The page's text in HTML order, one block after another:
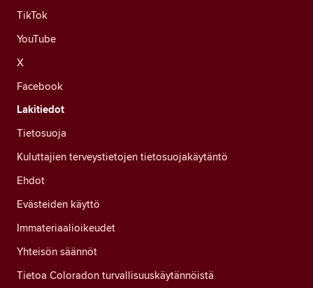
TikTok
YouTube
X
Facebook
Lakitiedot
Tietosuoja
Kuluttajien terveystietojen tietosuojakäytäntö
Ehdot
Evästeiden käyttö
Immateriaalioikeudet
Yhteisön säännöt
Tietoa Coloradon turvallisuuskäytännöistä